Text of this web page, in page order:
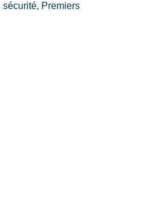
Premiers